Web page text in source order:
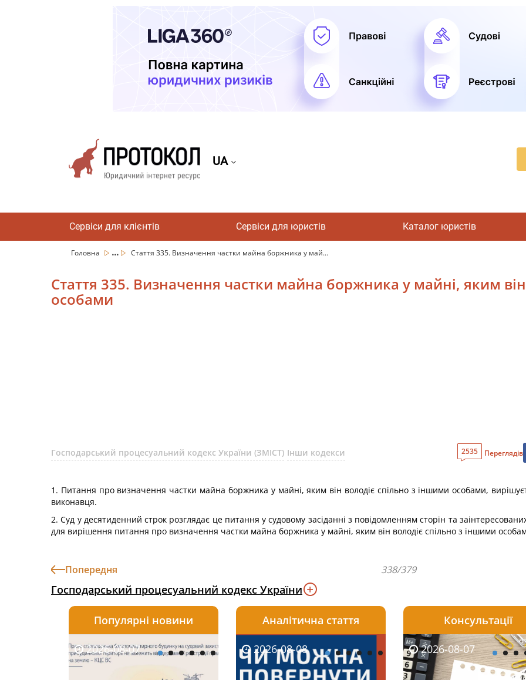
UA
Сервіси для клієнтів Сервіси для юристів Каталог юристів
Головна ... Стаття 335. Визначення частки майна боржника у май...
Стаття 335. Визначення частки майна боржника у майні, яким
особами
Господарський процесуальний кодекс України (ЗМІСТ) Інши кодекси 2535 Переглядів
1. Питання про визначення частки майна боржника у майні, яким він володіє спільно з іншими особами,
виконавця.
2. Суд у десятиденний строк розглядає це питання у судовому засіданні з повідомленням сторін та
для вирішення питання про визначення частки майна боржника у майні, яким він володіє спільно з іншими
Попередня 338/379
Господарський процесуальний кодекс України
Популярні новини
2026-08-07 2026-08-06 2026-08-06
Аналітична стаття
2026-08-03 2026-08-08 2026-08-07
Консультації
2026-08-05 2026-08-07
2026-07-30